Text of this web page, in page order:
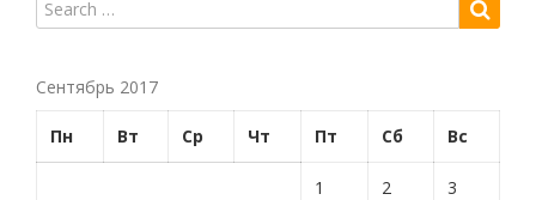
Сентябрь 2017
Пн Вт Ср Чт Пт Сб Вс
1 2 3